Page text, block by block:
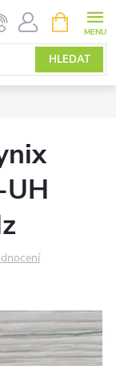
HLEDAT
NÁKUPNÍ
KOŠÍK